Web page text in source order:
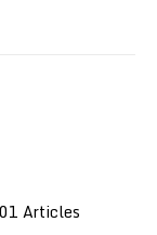
Articles